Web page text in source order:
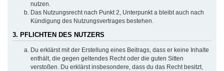
nutzen.
Das Nutzungsrecht nach Punkt 2, Unterpunkt a bleibt auch nach
Kündigung des Nutzungsvertrages bestehen.
3. PFLICHTEN DES NUTZERS
Du erklärst mit der Erstellung eines Beitrags, dass er keine Inhalte
enthält, die gegen geltendes Recht oder die guten Sitten
verstoßen. Du erklärst insbesondere, dass du das Recht besitzt,